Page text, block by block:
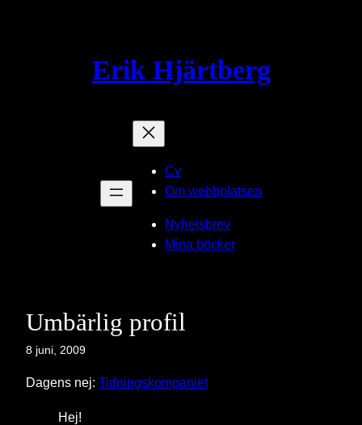
Erik Hjärtberg
Cv
Om webbplatsen
Nyhetsbrev
Mina böcker
Umbärlig profil
8 juni, 2009
Dagens nej: Tidningskompaniet
Hej!